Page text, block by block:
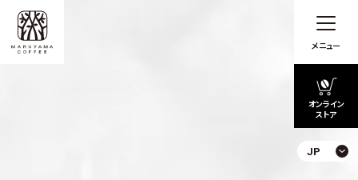
メニュー
オンライン
ストア
JP